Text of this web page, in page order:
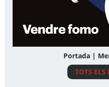
Portada |
TOTS ELS